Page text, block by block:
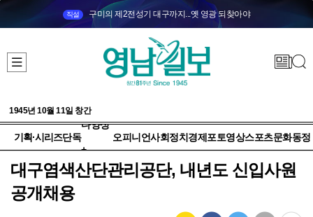
직설 구미의 제2전성기 대구까지...옛 영광 되찾아야
1945년 10월 11일 창간
기획·시리즈단독
다양성
+
오피니언사회정치 경제 포토영상스포츠문화동정
대구염색산단관리공단, 내년도 신입사원
공개채용